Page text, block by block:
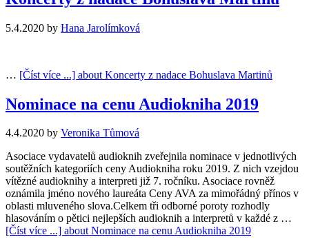
5.4.2020 by Hana Jarolímková
… [Číst více ...] about Koncerty z nadace Bohuslava Martinů
Nominace na cenu Audiokniha 2019
4.4.2020 by Veronika Tůmová
Asociace vydavatelů audioknih zveřejnila nominace v jednotlivých
soutěžních kategoriích ceny Audiokniha roku 2019. Z nich vzejdou
vítězné audioknihy a interpreti již 7. ročníku. Asociace rovněž
oznámila jméno nového laureáta Ceny AVA za mimořádný přínos v
oblasti mluveného slova.Celkem tři odborné poroty rozhodly
hlasováním o pětici nejlepších audioknih a interpretů v každé z …
[Číst více ...] about Nominace na cenu Audiokniha 2019